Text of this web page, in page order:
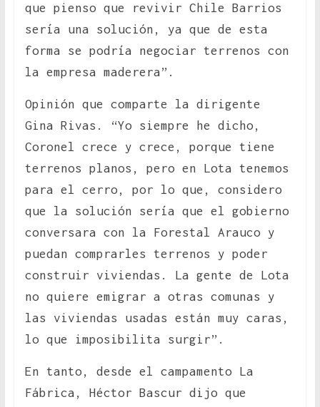
que pienso que revivir Chile Barrios
sería una solución, ya que de esta
forma se podría negociar terrenos con
la empresa maderera”.
Opinión que comparte la dirigente
Gina Rivas. “Yo siempre he dicho,
Coronel crece y crece, porque tiene
terrenos planos, pero en Lota tenemos
para el cerro, por lo que, considero
que la solución sería que el gobierno
conversara con la Forestal Arauco y
puedan comprarles terrenos y poder
construir viviendas. La gente de Lota
no quiere emigrar a otras comunas y
las viviendas usadas están muy caras,
lo que imposibilita surgir”.
En tanto, desde el campamento La
Fábrica, Héctor Bascur dijo que